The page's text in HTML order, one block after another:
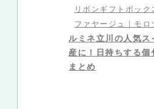
リボンギフトボック
ファヤージュ｜モロ
ルミネ立川の人気ス
産に！日持ちする個
まとめ